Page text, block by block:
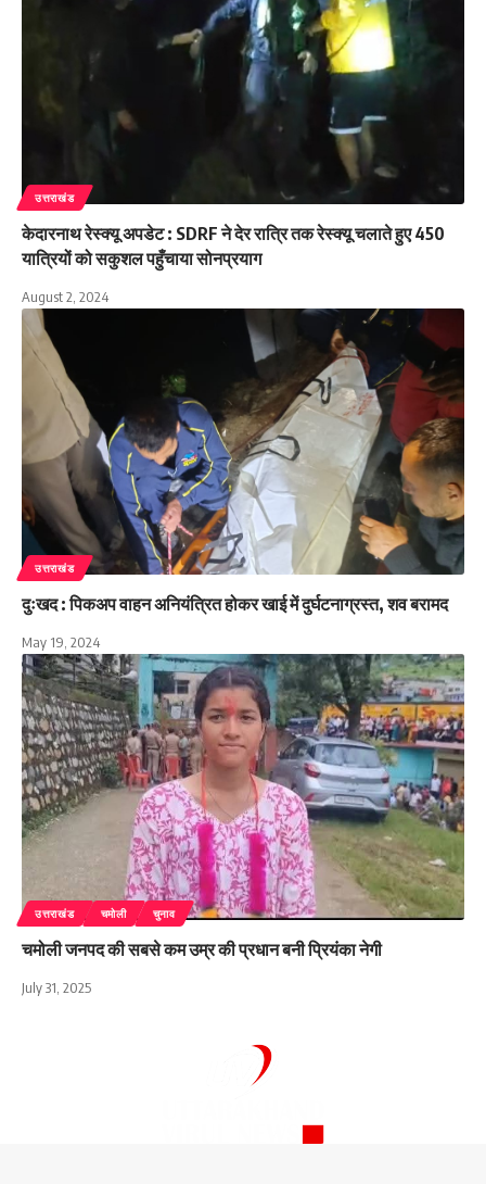
उत्तराखंड
केदारनाथ रेस्क्यू अपडेट : SDRF ने देर रात्रि तक रेस्क्यू चलाते हुए 450
यात्रियों को सकुशल पहुँचाया सोनप्रयाग
August 2, 2024
उत्तराखंड
दुःखद : पिकअप वाहन अनियंत्रित होकर खाई में दुर्घटनाग्रस्त, शव बरामद
May 19, 2024
उत्तराखंड चमोली चुनाव
चमोली जनपद की सबसे कम उम्र की प्रधान बनी प्रियंका नेगी
July 31, 2025